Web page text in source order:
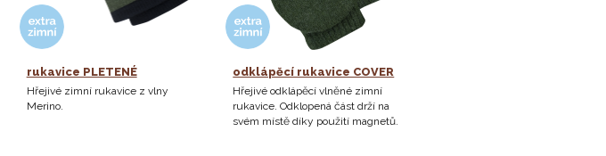
rukavice PLETENÉ
Hřejivé zimní rukavice z vlny
Merino.
odklápěcí rukavice COVER
Hřejivé odklápěcí vlněné zimní
rukavice. Odklopená část drží na
svém místě díky použití magnetů.